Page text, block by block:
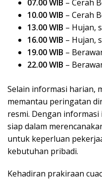
07.00 WIB – Cerah
10.00 WIB – Cerah
13.00 WIB – Hujan,
16.00 WIB – Hujan,
19.00 WIB –
22.00 WIB –
Selain informasi harian,
memantau peringatan
resmi. Dengan
siap dalam
untuk keperluan
kebutuhan pribadi.
Kehadiran prakiraan